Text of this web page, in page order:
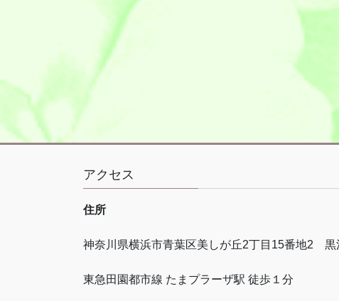
アクセス
住所
神奈川県横浜市青葉区美しが丘2丁目 15番地2 黒
東急田園都市線 たまプラーザ駅 徒歩１分